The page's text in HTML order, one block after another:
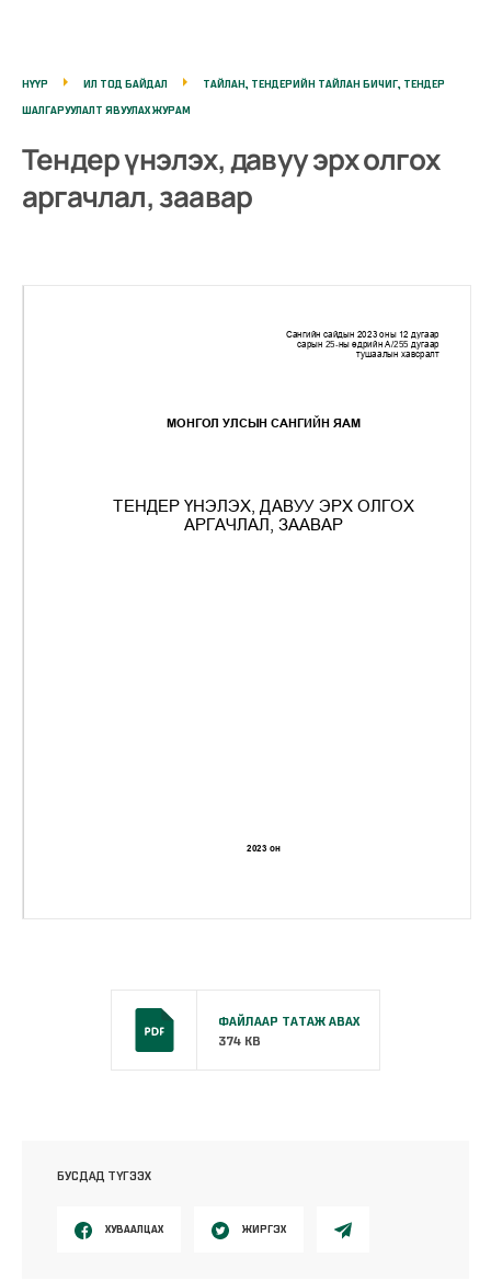
НҮҮР ИЛ ТОД БАЙДАЛ
ТАЙЛАН, ТЕНДЕРИЙН ТАЙЛАН БИЧИГ, ТЕНДЕР
ШАЛГАРУУЛАЛТ ЯВУУЛАХ ЖУРАМ
Тендер үнэлэх, давуу эрх олгох
аргачлал, заавар
ФАЙЛААР ТАТАЖ АВАХ
374 KB
БУСДАД ТҮГЭЭХ
ХУВААЛЦАХ ЖИРГЭХ